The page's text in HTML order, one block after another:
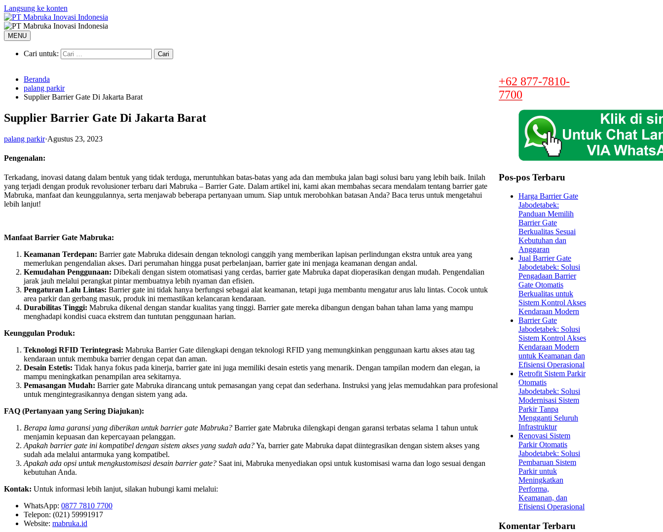
Langsung ke konten
MENU
Cari untuk:
Beranda
palang parkir
Supplier Barrier Gate Di Jakarta Barat
Supplier Barrier Gate Di Jakarta Barat
palang parkir·Agustus 23, 2023
Pengenalan:
Terkadang, inovasi datang dalam bentuk yang tidak terduga, meruntuhkan batas-batas yang ada dan membuka jalan bagi solusi baru yang lebih baik. Inilah
yang terjadi dengan produk revolusioner terbaru dari Mabruka – Barrier Gate. Dalam artikel ini, kami akan membahas secara mendalam tentang barrier gate
Mabruka, manfaat dan keunggulannya, serta menjawab beberapa pertanyaan umum. Siap untuk merobohkan batasan Anda? Baca terus untuk mengetahui
lebih lanjut!
Manfaat Barrier Gate Mabruka:
Keamanan Terdepan: Barrier gate Mabruka didesain dengan teknologi canggih yang memberikan lapisan perlindungan ekstra untuk area yang
memerlukan pengendalian akses. Dari perumahan hingga pusat perbelanjaan, barrier gate ini menjaga keamanan dengan andal.
Kemudahan Penggunaan: Dibekali dengan sistem otomatisasi yang cerdas, barrier gate Mabruka dapat dioperasikan dengan mudah. Pengendalian
jarak jauh melalui perangkat pintar membuatnya lebih nyaman dan efisien.
Pengaturan Lalu Lintas: Barrier gate ini tidak hanya berfungsi sebagai alat keamanan, tetapi juga membantu mengatur arus lalu lintas. Cocok untuk
area parkir dan gerbang masuk, produk ini memastikan kelancaran kendaraan.
Durabilitas Tinggi: Mabruka dikenal dengan standar kualitas yang tinggi. Barrier gate mereka dibangun dengan bahan tahan lama yang mampu
menghadapi kondisi cuaca ekstrem dan tuntutan penggunaan harian.
Keunggulan Produk:
Teknologi RFID Terintegrasi: Mabruka Barrier Gate dilengkapi dengan teknologi RFID yang memungkinkan penggunaan kartu akses atau tag
kendaraan untuk membuka barrier dengan cepat dan aman.
Desain Estetis: Tidak hanya fokus pada kinerja, barrier gate ini juga memiliki desain estetis yang menarik. Dengan tampilan modern dan elegan, ia
mampu meningkatkan penampilan area sekitarnya.
Pemasangan Mudah: Barrier gate Mabruka dirancang untuk pemasangan yang cepat dan sederhana. Instruksi yang jelas memudahkan para profesional
untuk mengintegrasikannya dengan sistem yang ada.
FAQ (Pertanyaan yang Sering Diajukan):
Berapa lama garansi yang diberikan untuk barrier gate Mabruka? Barrier gate Mabruka dilengkapi dengan garansi terbatas selama 1 tahun untuk
menjamin kepuasan dan kepercayaan pelanggan.
Apakah barrier gate ini kompatibel dengan sistem akses yang sudah ada?Ya, barrier gate Mabruka dapat diintegrasikan dengan sistem akses yang
sudah ada melalui antarmuka yang kompatibel.
Apakah ada opsi untuk mengkustomisasi desain barrier gate? Saat ini, Mabruka menyediakan opsi untuk kustomisasi warna dan logo sesuai dengan
kebutuhan Anda.
Kontak: Untuk informasi lebih lanjut, silakan hubungi kami melalui:
WhatsApp: 0877 7810 7700
Telepon: (021) 59991917
Website: mabruka.id
+62 877-7810-
7700
Pos-pos Terbaru
Harga Barrier Gate
Jabodetabek:
Panduan Memilih
Barrier Gate
Berkualitas Sesuai
Kebutuhan dan
Anggaran
Jual Barrier Gate
Jabodetabek: Solusi
Pengadaan Barrier
Gate Otomatis
Berkualitas untuk
Sistem Kontrol Akses
Kendaraan Modern
Barrier Gate
Jabodetabek: Solusi
Sistem Kontrol Akses
Kendaraan Modern
untuk Keamanan dan
Efisiensi Operasional
Retrofit Sistem Parkir
Otomatis
Jabodetabek: Solusi
Modernisasi Sistem
Parkir Tanpa
Mengganti Seluruh
Infrastruktur
Renovasi Sistem
Parkir Otomatis
Jabodetabek: Solusi
Pembaruan Sistem
Parkir untuk
Meningkatkan
Performa,
Keamanan, dan
Efisiensi Operasional
Komentar Terbaru